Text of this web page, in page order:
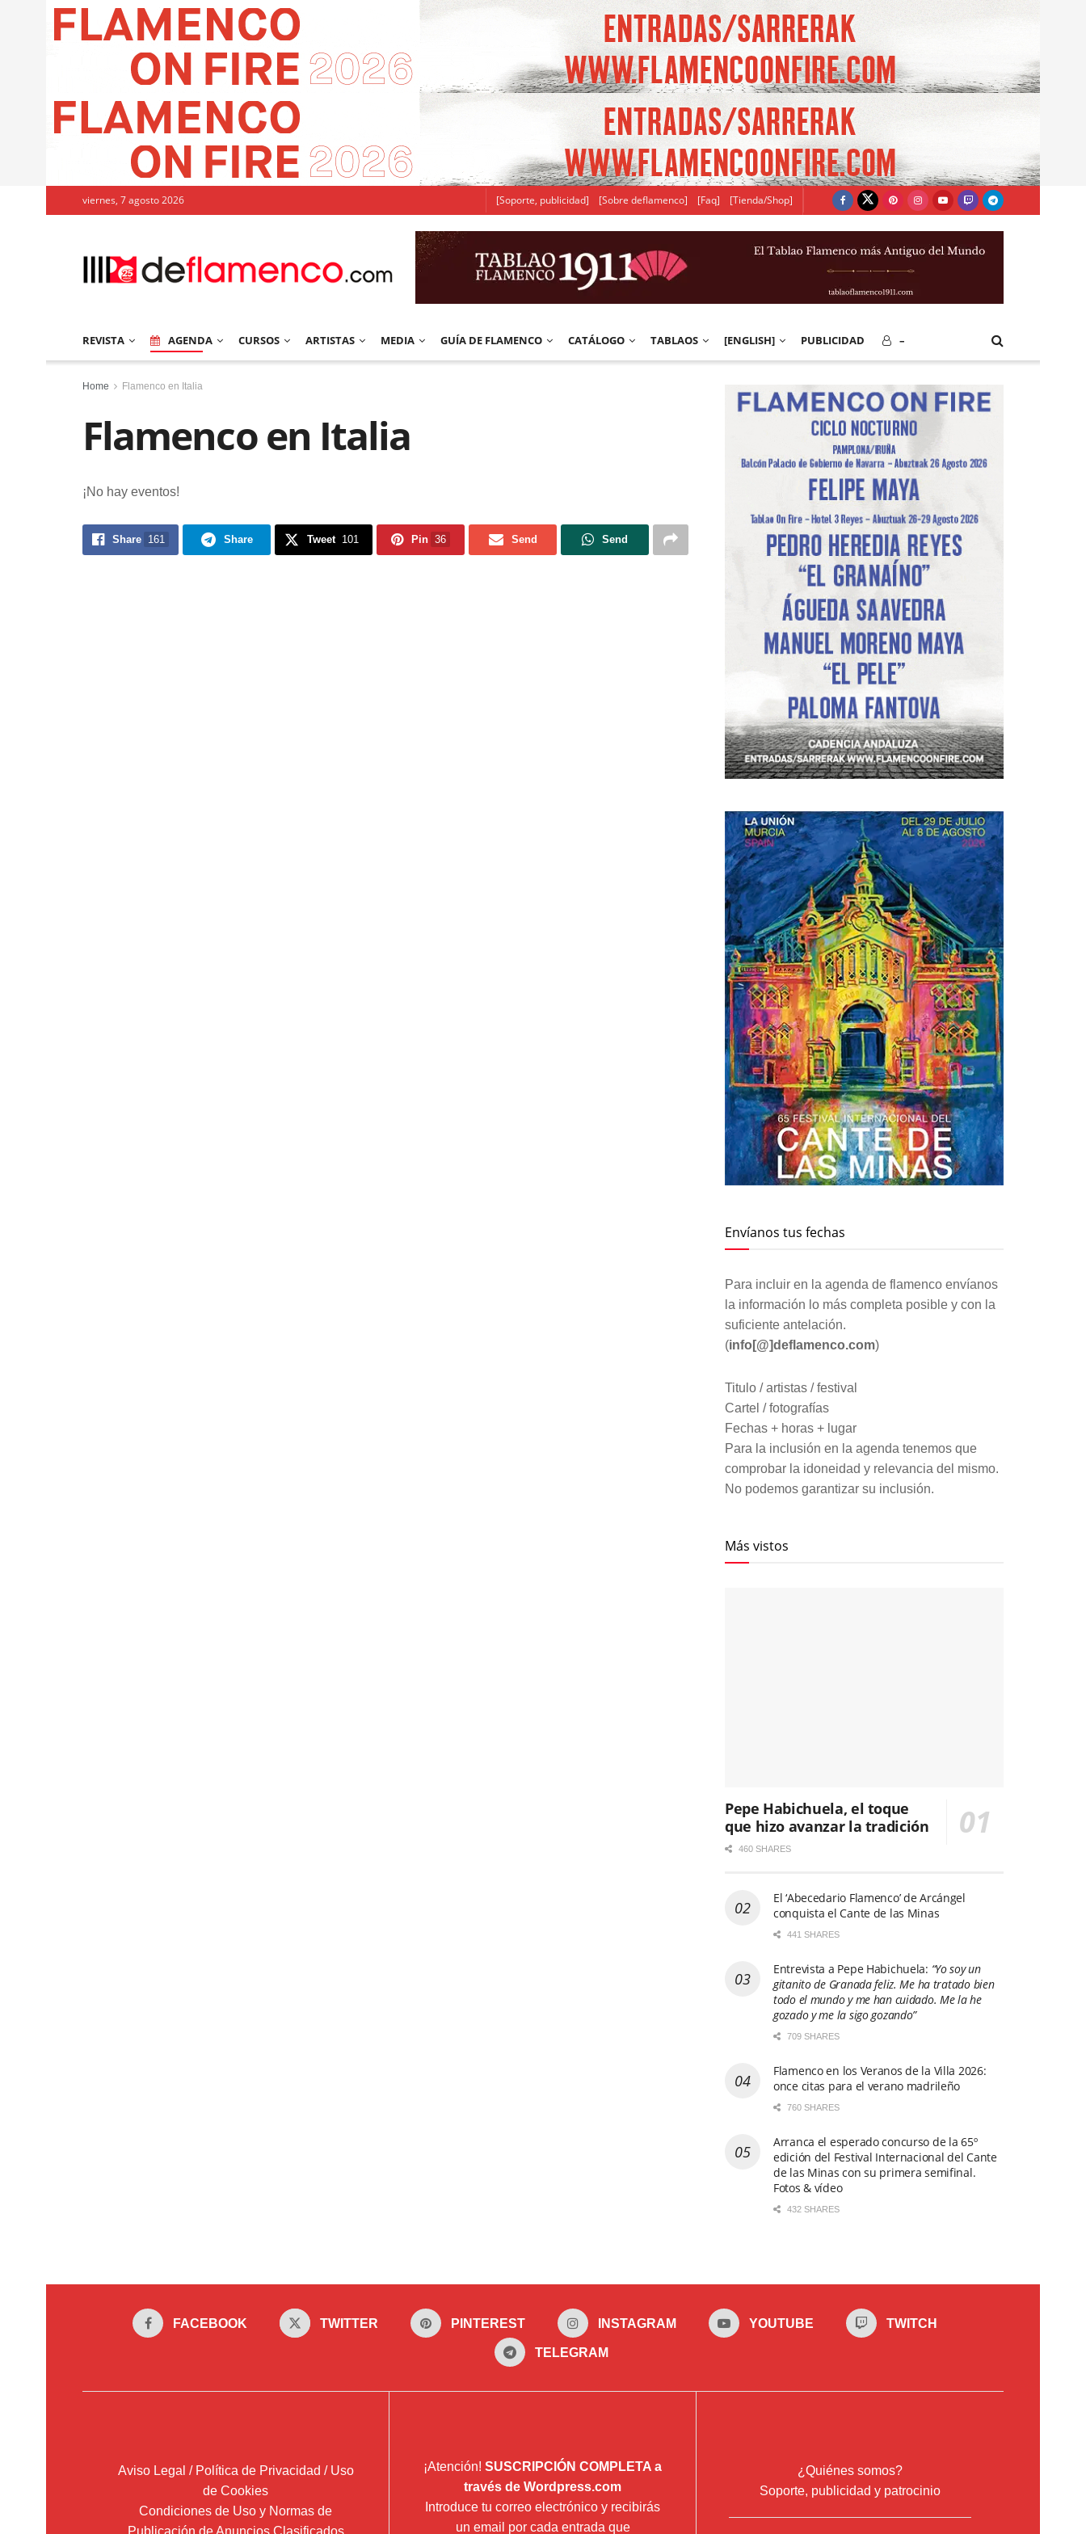
viernes, 7 agosto 2026 [Soporte, publicidad] [Sobre deflamenco] [Faq] [Tienda/Shop]
REVISTA AGENDA CURSOS ARTISTAS MEDIA GUÍA DE FLAMENCO CATÁLOGO TABLAOS [ENGLISH] PUBLICIDAD –
Home Flamenco en Italia
Flamenco en Italia
¡No hay eventos!
Share 161 Share Tweet 101 Pin 36 Send Send
Envíanos tus fechas
Para incluir en la agenda de flamenco envíanos
la información lo más completa posible y con la
suficiente antelación.
(info[@]deflamenco.com)
Titulo / artistas / festival
Cartel / fotografías
Fechas + horas + lugar
Para la inclusión en la agenda tenemos que
comprobar la idoneidad y relevancia del mismo.
No podemos garantizar su inclusión.
Más vistos
Pepe Habichuela, el toque
que hizo avanzar la tradición
460 SHARES
El ‘Abecedario Flamenco’ de Arcángel
conquista el Cante de las Minas
441 SHARES
Entrevista a Pepe Habichuela: “Yo soy un
gitanito de Granada feliz. Me ha tratado bien
todo el mundo y me han cuidado. Me la he
gozado y me la sigo gozando”
709 SHARES
Flamenco en los Veranos de la Villa 2026:
once citas para el verano madrileño
760 SHARES
Arranca el esperado concurso de la 65º
edición del Festival Internacional del Cante
de las Minas con su primera semifinal.
Fotos & vídeo
432 SHARES
FACEBOOK TWITTER PINTEREST INSTAGRAM YOUTUBE TWITCH
TELEGRAM
Aviso Legal / Política de Privacidad / Uso
de Cookies
Condiciones de Uso y Normas de
Publicación de Anuncios Clasificados
¡Atención! SUSCRIPCIÓN COMPLETA a
través de Wordpress.com
Introduce tu correo electrónico y recibirás
un email por cada entrada que
¿Quiénes somos?
Soporte, publicidad y patrocinio